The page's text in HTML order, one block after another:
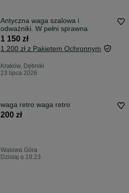
Antyczna waga szalowa i
odważniki. W pełni sprawna
1 150 zł
1 200 zł z Pakietem Ochronnym
Kraków, Dębniki
23 lipca 2026
waga retro waga retro
200 zł
Walowa Góra
Dzisiaj o 19:23